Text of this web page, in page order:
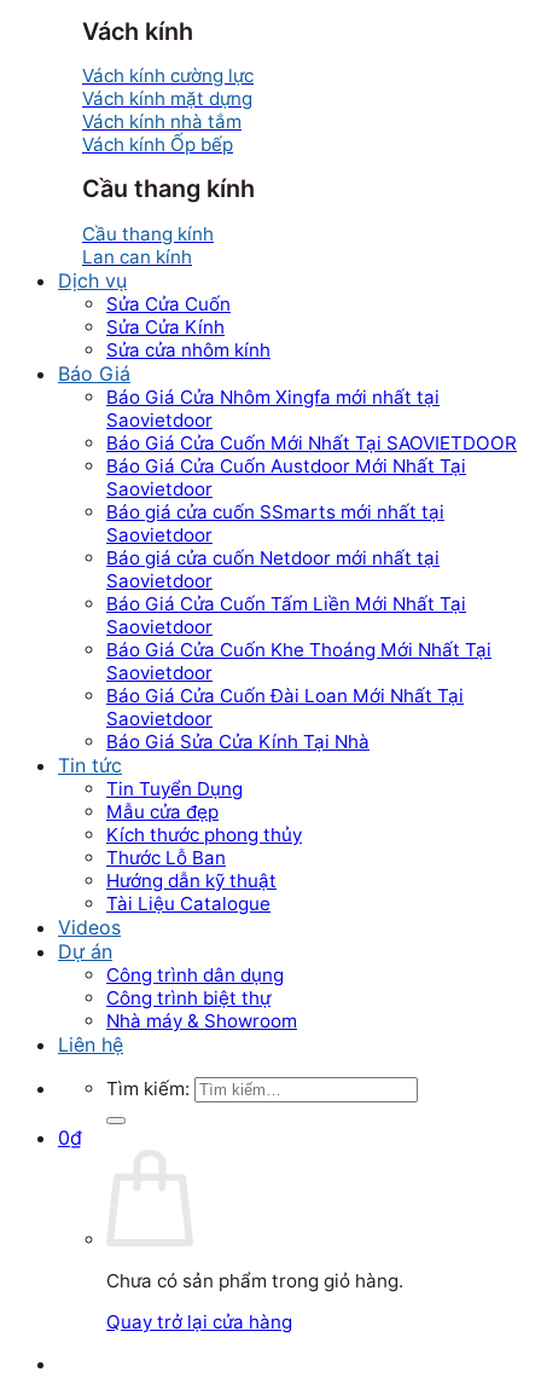
Vách kính
Vách kính cường lực
Vách kính mặt dựng
Vách kính nhà tắm
Vách kính Ốp bếp
Cầu thang kính
Cầu thang kính
Lan can kính
Dịch vụ
Sửa Cửa Cuốn
Sửa Cửa Kính
Sửa cửa nhôm kính
Báo Giá
Báo Giá Cửa Nhôm Xingfa mới nhất tại
Saovietdoor
Báo Giá Cửa Cuốn Mới Nhất Tại SAOVIETDOOR
Báo Giá Cửa Cuốn Austdoor Mới Nhất Tại
Saovietdoor
Báo giá cửa cuốn SSmarts mới nhất tại
Saovietdoor
Báo giá cửa cuốn Netdoor mới nhất tại
Saovietdoor
Báo Giá Cửa Cuốn Tấm Liền Mới Nhất Tại
Saovietdoor
Báo Giá Cửa Cuốn Khe Thoáng Mới Nhất Tại
Saovietdoor
Báo Giá Cửa Cuốn Đài Loan Mới Nhất Tại
Saovietdoor
Báo Giá Sửa Cửa Kính Tại Nhà
Tin tức
Tin Tuyển Dụng
Mẫu cửa đẹp
Kích thước phong thủy
Thước Lỗ Ban
Hướng dẫn kỹ thuật
Tài Liệu Catalogue
Videos
Dự án
Công trình dân dụng
Công trình biệt thự
Nhà máy & Showroom
Liên hệ
Tìm kiếm:
0₫
Chưa có sản phẩm trong giỏ hàng.
Quay trở lại cửa hàng